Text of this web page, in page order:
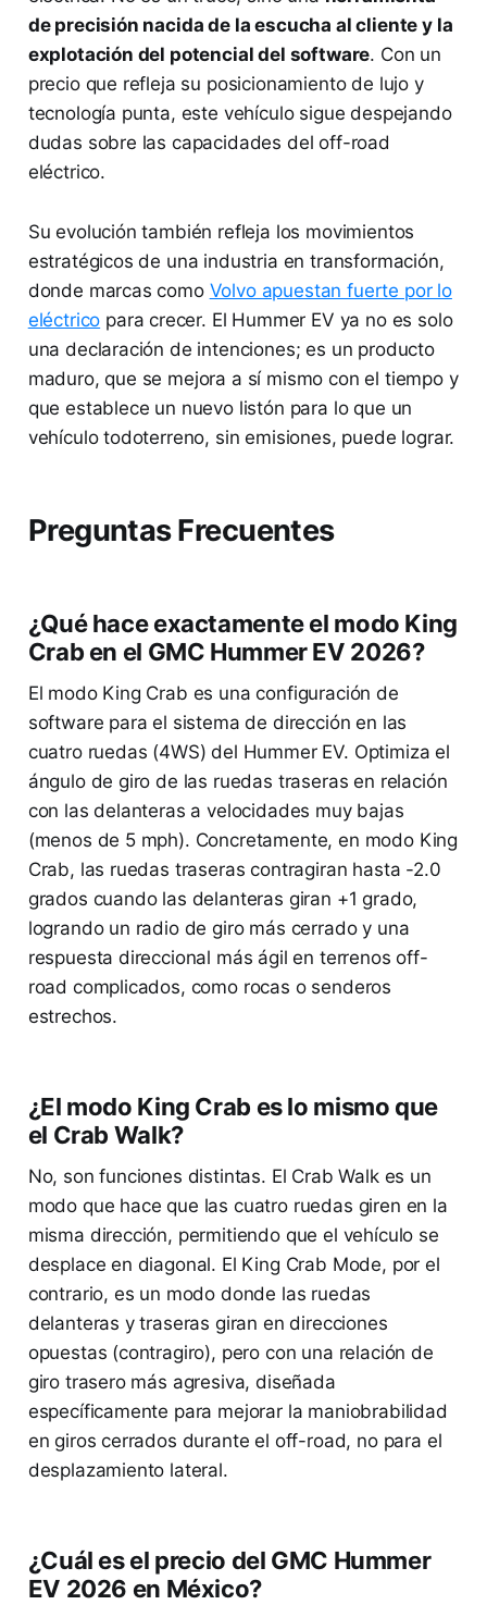
de precisión nacida de la escucha al cliente y la
explotación del potencial del software. Con un
precio que refleja su posicionamiento de lujo y
tecnología punta, este vehículo sigue despejando
dudas sobre las capacidades del off-road
eléctrico.
Su evolución también refleja los movimientos
estratégicos de una industria en transformación,
donde marcas como Volvo apuestan fuerte por lo
eléctrico para crecer. El Hummer EV ya no es solo
una declaración de intenciones; es un producto
maduro, que se mejora a sí mismo con el tiempo y
que establece un nuevo listón para lo que un
vehículo todoterreno, sin emisiones, puede lograr.
Preguntas Frecuentes
¿Qué hace exactamente el modo King
Crab en el GMC Hummer EV 2026?
El modo King Crab es una configuración de
software para el sistema de dirección en las
cuatro ruedas (4WS) del Hummer EV. Optimiza el
ángulo de giro de las ruedas traseras en relación
con las delanteras a velocidades muy bajas
(menos de 5 mph). Concretamente, en modo King
Crab, las ruedas traseras contragiran hasta -2.0
grados cuando las delanteras giran +1 grado,
logrando un radio de giro más cerrado y una
respuesta direccional más ágil en terrenos off-
road complicados, como rocas o senderos
estrechos.
¿El modo King Crab es lo mismo que
el Crab Walk?
No, son funciones distintas. El Crab Walk es un
modo que hace que las cuatro ruedas giren en la
misma dirección, permitiendo que el vehículo se
desplace en diagonal. El King Crab Mode, por el
contrario, es un modo donde las ruedas
delanteras y traseras giran en direcciones
opuestas (contragiro), pero con una relación de
giro trasero más agresiva, diseñada
específicamente para mejorar la maniobrabilidad
en giros cerrados durante el off-road, no para el
desplazamiento lateral.
¿Cuál es el precio del GMC Hummer
EV 2026 en México?